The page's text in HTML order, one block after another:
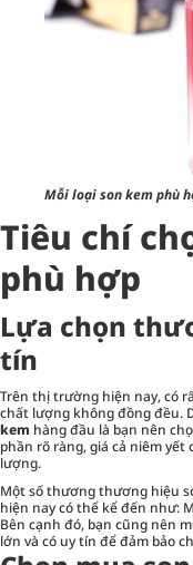
Mỗi loại son kem phù
Tiêu chí
phù hợp
Lựa chọn
tín
Trên thị trường hiện nay, có
chất lượng không đồng đều.
kem hàng đầu là bạn nên
phần rõ ràng, giá cả niêm
lượng.
Một số thương thương hiệu
hiện nay có thể kể đến như:
Bên cạnh đó, bạn cũng nên
lớn và có uy tín để đảm bảo